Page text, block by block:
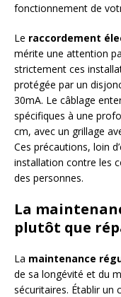
fonctionnement de
Le raccordement
mérite une attention
strictement ces
protégée par un
30mA. Le câblage
spécifiques à une
cm, avec un grillage
Ces précautions, loin
installation contre les
des personnes.
La
plutôt que
La maintenance
de sa longévité et du
sécuritaires. Établir un